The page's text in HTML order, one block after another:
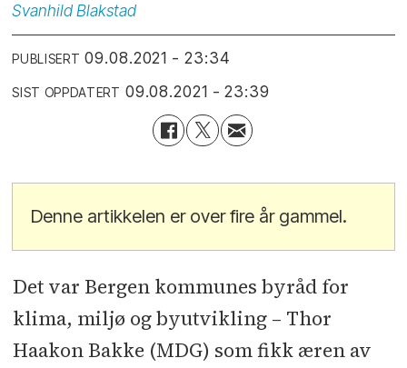
Svanhild Blakstad
PUBLISERT 09.08.2021 - 23:34
SIST OPPDATERT 09.08.2021 - 23:39
Denne artikkelen er over fire år gammel.
Det var Bergen kommunes byråd for
klima, miljø og byutvikling – Thor
Haakon Bakke (MDG) som fikk æren av